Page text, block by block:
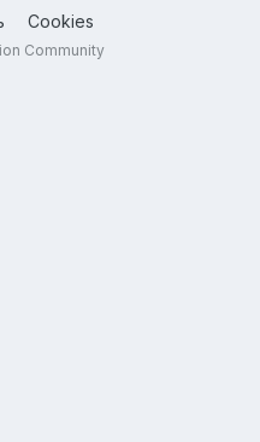
Cookies
Community